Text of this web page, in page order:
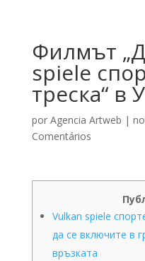
Филмът
spiele
треска“ в
por Agencia Artweb |
Comentários
Vulkan spiele
да се включите в
връзката